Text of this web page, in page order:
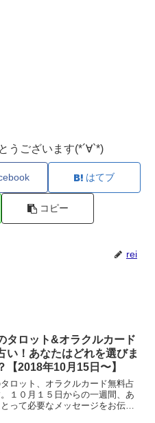
うございます(*´∀`*)
はてブ
コピー
rei
タロット&オラクルカード
い！あなたはどれを選びま
【2018年10月15日〜】
ロット、オラクルカード無料占
１０月１５日からの一週間、あ
って必要なメッセージをお伝え